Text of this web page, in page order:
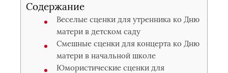
Содержание
Веселые сценки для утренника ко Дню
матери в детском саду
Смешные сценки для концерта ко Дню
матери в начальной школе
Юмористические сценки для